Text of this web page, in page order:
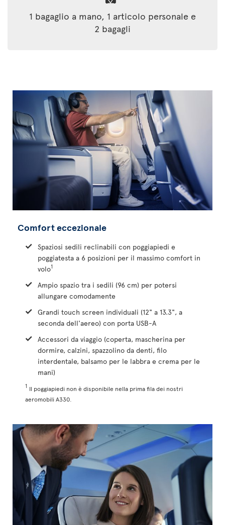
1 bagaglio a mano, 1 articolo personale e
2 bagagli
Comfort eccezionale
Spaziosi sedili reclinabili con poggiapiedi e
poggiatesta a 6 posizioni per il massimo comfort in
volo1
Ampio spazio tra i sedili (96 cm) per potersi
allungare comodamente
Grandi touch screen individuali (12" a 13.3", a
seconda dell'aereo) con porta USB-A
Accessori da viaggio (coperta, mascherina per
dormire, calzini, spazzolino da denti, filo
interdentale, balsamo per le labbra e crema per le
mani)
1 Il poggiapiedi non è disponibile nella prima fila dei nostri
aeromobili A330.